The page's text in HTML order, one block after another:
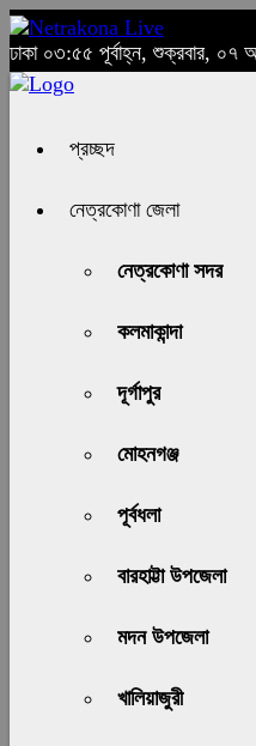
ঢাকা ০৩:৫৫ পূর্বাহ্ন, শুক্রবার, ০৭
প্রচ্ছদ
নেত্রকোণা জেলা
নেত্রকোণা সদর
কলমাকান্দা
দূর্গাপুর
মোহনগঞ্জ
পূর্বধলা
বারহাট্টা উপজেলা
মদন উপজেলা
খালিয়াজুরী